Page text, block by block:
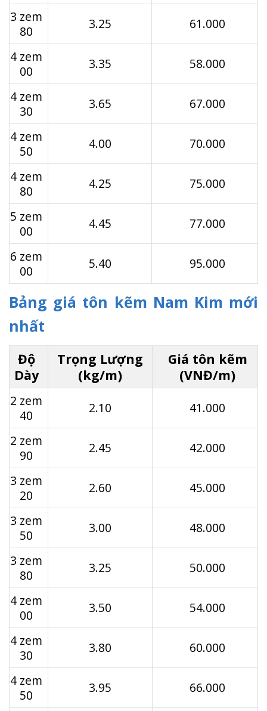
3 zem
80
3.25 61.000
4 zem
00
3.35 58.000
4 zem
30
3.65 67.000
4 zem
50
4.00 70.000
4 zem
80
4.25 75.000
5 zem
00
4.45 77.000
6 zem
00
5.40 95.000
Bảng giá tôn kẽm Nam Kim mới
nhất
Độ
Dày
Trọng Lượng
(kg/m)
Giá tôn kẽm
(VNĐ/m)
2 zem
40
2.10 41.000
2 zem
90
2.45 42.000
3 zem
20
2.60 45.000
3 zem
50
3.00 48.000
3 zem
80
3.25 50.000
4 zem
00
3.50 54.000
4 zem
30
3.80 60.000
4 zem
50
3.95 66.000